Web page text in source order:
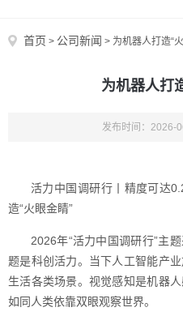
首页 > 公司新闻 > 为机器人打造“
为机器人打
发布时间：2026-
活力中国调研行丨精度可达
造“火眼金睛”
2026年“活力中国调研行”主
题是科创活力。当下人工智能产
生活各类场景。视觉感知是机器
如同人类依靠双眼观察世界。